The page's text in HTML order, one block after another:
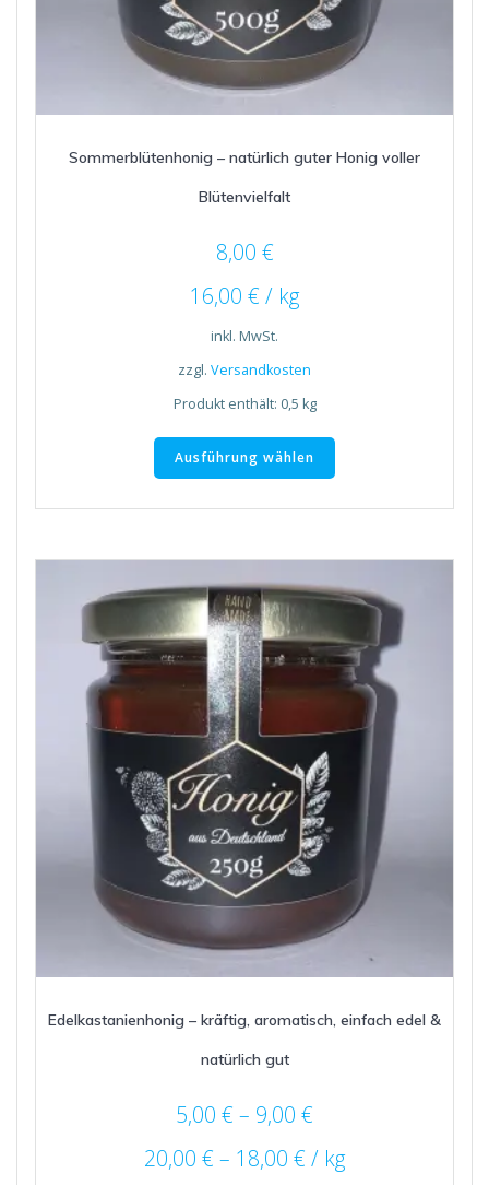
Sommerblütenhonig – natürlich guter Honig voller
Blütenvielfalt
8,00 €
16,00 € / kg
inkl. MwSt.
zzgl. Versandkosten
Produkt enthält: 0,5 kg
Ausführung wählen
Dieses
weist
mehrere
auf.
Optionen
können
auf
der
Produktseite
gewählt
werden
Edelkastanienhonig – kräftig, aromatisch, einfach edel &
natürlich gut
5,00 € – 9,00 €
20,00 € – 18,00 € / kg